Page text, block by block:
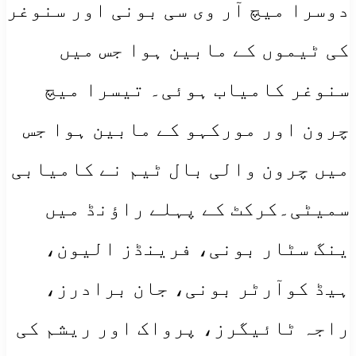
دوسرا میچ آر وی سی بونی اور سنوغر
کی ٹیموں کے مابین ہوا جس میں
سنوغر کامیاب ہوئی۔ تیسرا میچ
چرون اور مورکہو کے مابین ہوا جس
میں چرون والی بال ٹیم نے کامیابی
سمیٹی۔کرکٹ کے پہلے راؤنڈ میں
ینگ سٹار بونی، فرینڈز الیون،
ہیڈ کوآرٹر بونی، جان برادرز،
راجہ ٹائیگرز، پرواک اور ریشم کی